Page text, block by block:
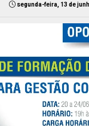
segunda-feira, 13 de